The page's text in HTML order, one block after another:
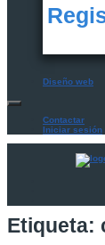
Diseño web
Contactar
Iniciar sesión
Etiqueta: